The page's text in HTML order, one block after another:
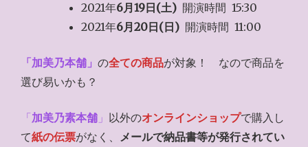
2021年6月19日(土) 開演時間 15:30
2021年6月20日(日) 開演時間 11:00
「加美乃本舗」 の全ての商品が対象！ なので商品を
選び易いかも？
「加美乃素本舗 」 以外のオンラインショップで購入し
て紙の伝票がなく、 メールで納品書等が発行されてい